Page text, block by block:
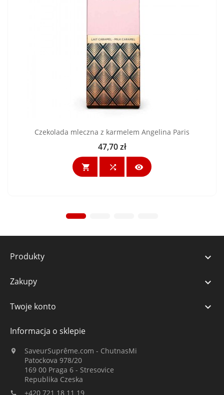
Czekolada mleczna z karmelem Angelina Paris
Cena
47,70 zł
  
Produkty 
Zakupy 
Twoje konto 
Informacja o sklepie

SaveurSuprême.com - ChutnasMi
Patockova 978/20
169 00 Praga 6 - Stresovice
Republika Czeska
 +420 721 18 11 19